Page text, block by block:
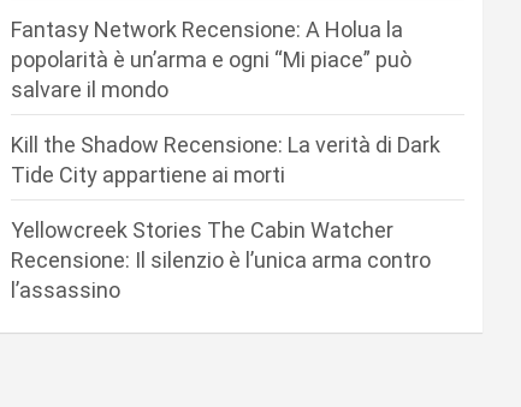
Fantasy Network Recensione: A Holua la
popolarità è un’arma e ogni “Mi piace” può
salvare il mondo
Kill the Shadow Recensione: La verità di Dark
Tide City appartiene ai morti
Yellowcreek Stories The Cabin Watcher
Recensione: Il silenzio è l’unica arma contro
l’assassino